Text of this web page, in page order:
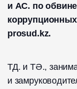
и АС. по
prosud.kz.
ТД. и ТӘ.,
и